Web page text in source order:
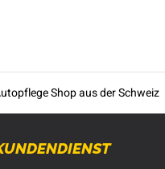
Shop aus der Schweiz